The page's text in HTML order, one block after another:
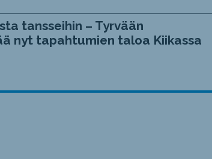
tansseihin – Tyrvään
nyt tapahtumien taloa Kiikassa